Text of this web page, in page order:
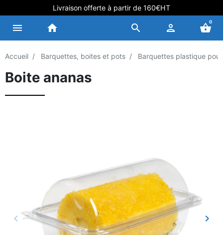
Livraison offerte à partir de 160€HT
menu home search person shopping_basket
0
Accueil Barquettes, boites et pots Barquettes plastique
Boite ananas
Précédent
keyboard_arrow_left keyboard_arrow_right